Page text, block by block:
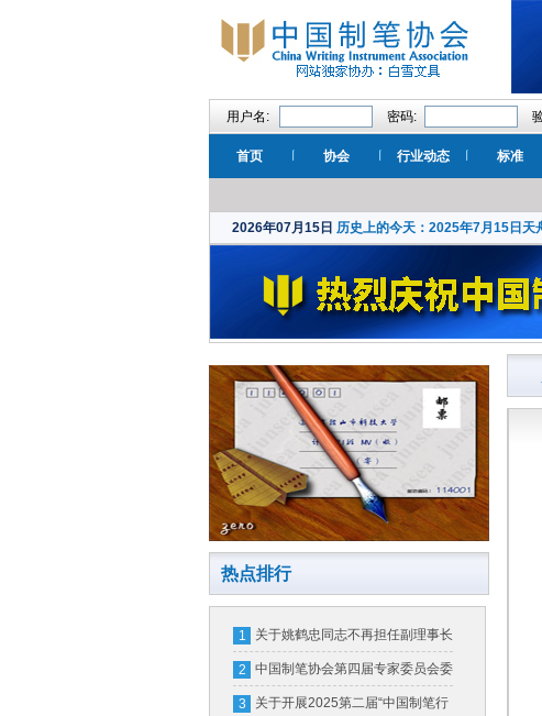
用户名: 密码:
首页 协会 行业动态 标准
2026年07月15日 历史上的今天：2025年7月15日天
热点排行
1 关于姚鹤忠同志不再担任副理事长
的公告
2 中国制笔协会第四届专家委员会委
员名单公示公告
3 关于开展2025第二届“中国制笔行